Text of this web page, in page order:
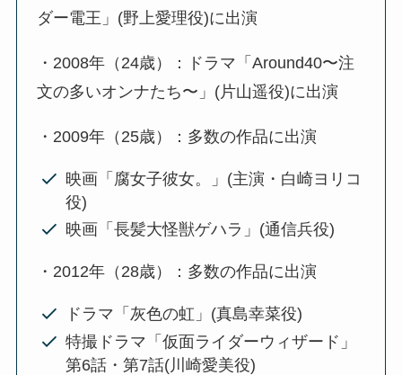
ダー電王」(野上愛理役)に出演
・2008年（24歳）：ドラマ「Around40〜注
文の多いオンナたち〜」(片山遥役)に出演
・2009年（25歳）：多数の作品に出演
映画「腐女子彼女。」(主演・白崎ヨリコ
役)
映画「長髪大怪獣ゲハラ」(通信兵役)
・2012年（28歳）：多数の作品に出演
ドラマ「灰色の虹」(真島幸菜役)
特撮ドラマ「仮面ライダーウィザード」
第6話・第7話(川崎愛美役)